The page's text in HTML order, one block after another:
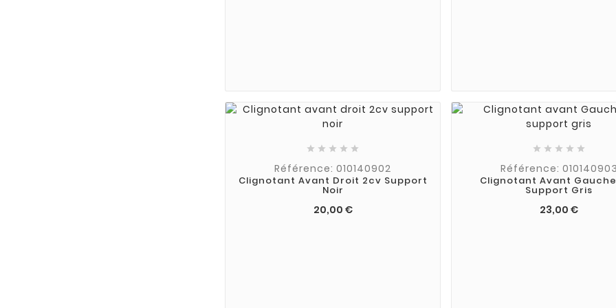
    
Référence: 010140902
Clignotant Avant Droit 2cv Support
Noir
20,00 €
    
Référence: 010140903
Clignotant Avant
Support Gris
23,00 €